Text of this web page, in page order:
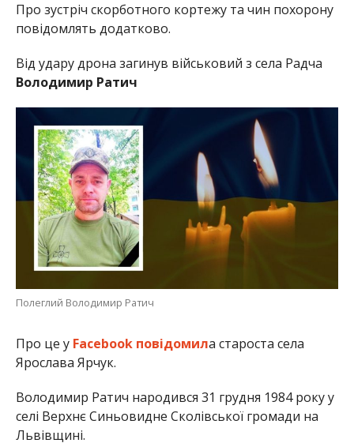
Про зустріч скорботного кортежу та чин похорону
повідомлять додатково.
Від удару дрона загинув військовий з села Радча
Володимир Ратич
Полеглий Володимир Ратич
Про це уFacebook повідомила староста села
Ярослава Ярчук.
Володимир Ратич народився 31 грудня 1984 року у
селі Верхнє Синьовидне Сколівської громади на
Львівщині.